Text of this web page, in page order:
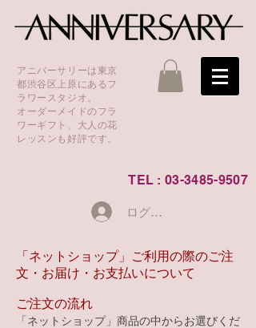
アニバーサリーは東京
都渋谷区上原にあるフ
ラワースタジオ。
オーダーメイドのフラ
ワーギフト、大人の花
レッスンも好評です。
TEL : 03-3485-9507
ログイン
​「ネットショップ」ご利用の際のご注
文・お届け・お支払いについて
​ご注文の流れ
「ネットショップ」商品の中からお選びくだ